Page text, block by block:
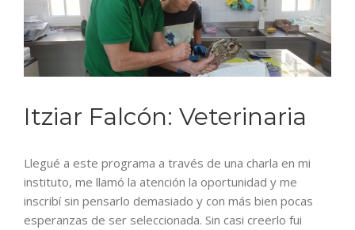
Itziar Falcón: Veterinaria
Llegué a este programa a través de una charla en mi
instituto, me llamó la atención la oportunidad y me
inscribí sin pensarlo demasiado y con más bien pocas
esperanzas de ser seleccionada. Sin casi creerlo fui